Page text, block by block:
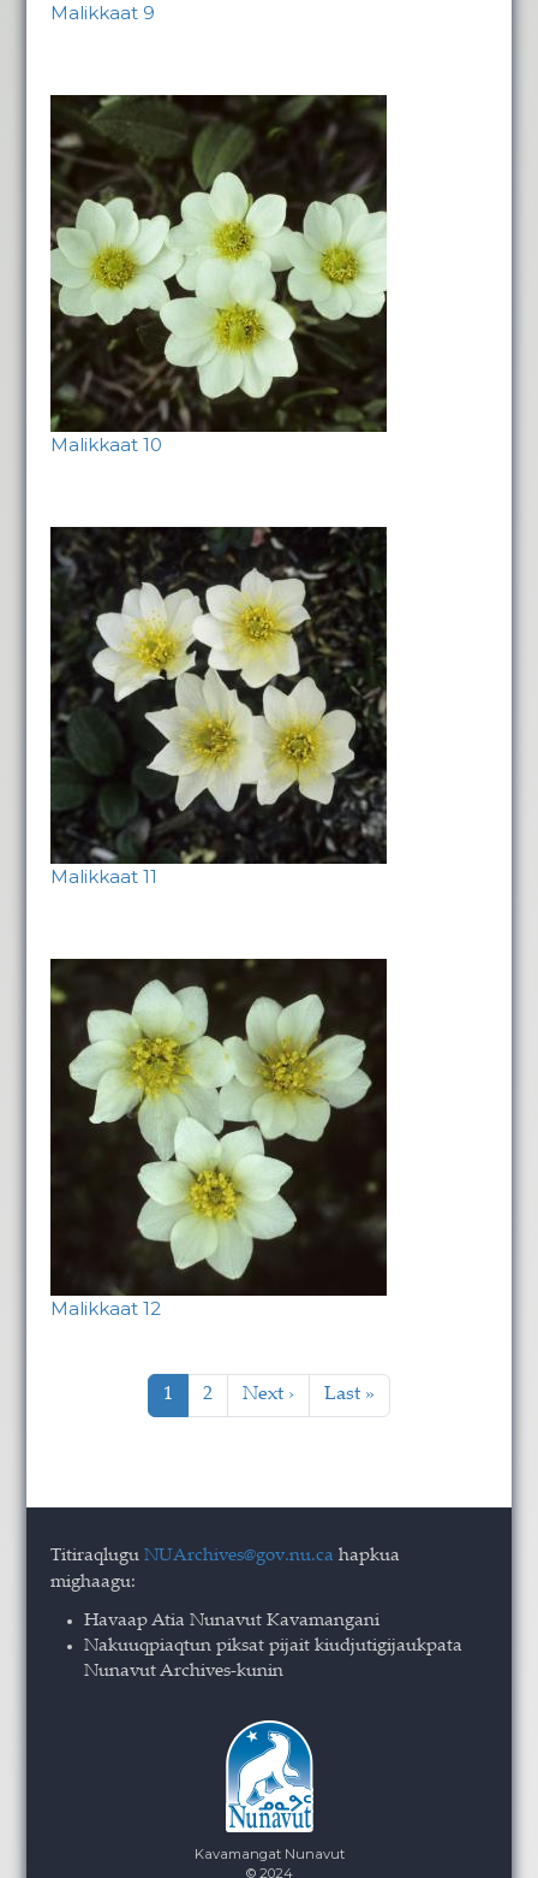
Malikkaat 9
Malikkaat 10
Malikkaat 11
Malikkaat 12
Pagination
Current page
1 Page
2 Next page
Next › Last page
Last »
TitiraqluguNUArchives@gov.nu.ca hapkua
mighaagu:
Havaap Atia Nunavut Kavamangani
Nakuuqpiaqtun piksat pijait kiudjutigijaukpata
Nunavut Archives-kunin
Kavamangat Nunavut
© 2024